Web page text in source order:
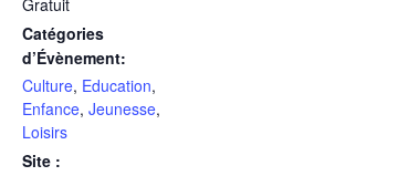
Gratuit
Catégories
d’Évènement:
Culture, Education,
Enfance, Jeunesse,
Loisirs
Site :